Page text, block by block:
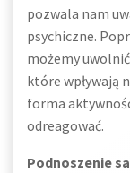
pozwala nam
psychiczne.
możemy
które wpływają
forma
odreagować.
Podnoszenie